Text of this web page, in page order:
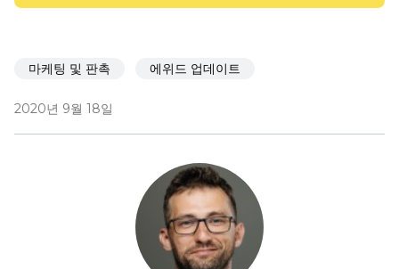
마케팅 및 판촉 에위드 업데이트
2020년 9월 18일